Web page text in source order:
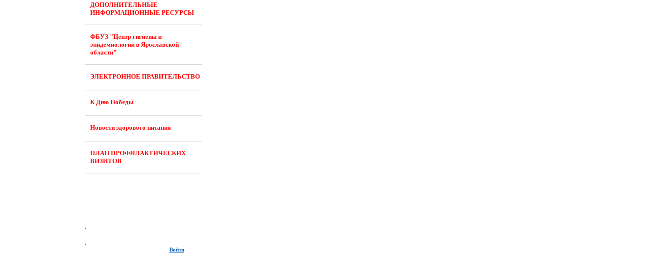
ДОПОЛНИТЕЛЬНЫЕ
ИНФОРМАЦИОННЫЕ РЕСУРСЫ
ФБУЗ "Центр гигиены и
эпидемиологии в Ярославской
области"
ЭЛЕКТРОННОЕ ПРАВИТЕЛЬСТВО
К Дню Победы
Новости здорового питания
ПЛАН ПРОФИЛАКТИЧЕСКИХ
ВИЗИТОВ
Войти